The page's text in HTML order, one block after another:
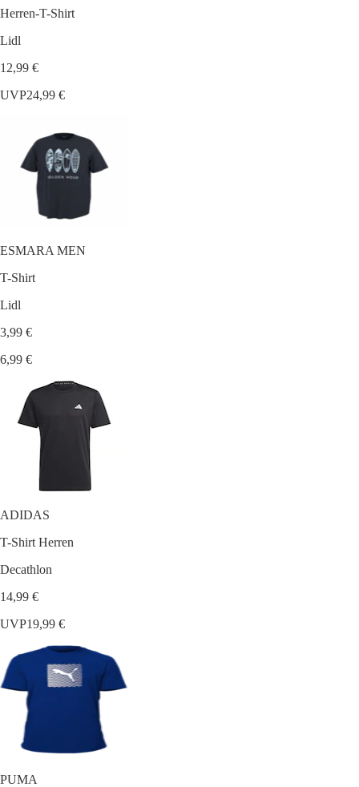
Herren-T-Shirt
Lidl
12,99 €
UVP24,99 €
ESMARA MEN
T-Shirt
Lidl
3,99 €
6,99 €
ADIDAS
T-Shirt Herren
Decathlon
14,99 €
UVP19,99 €
PUMA